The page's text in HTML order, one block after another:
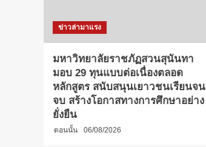
ข่าวล่ามาแรง
มหาวิทยาลัยราชภัฏสวนสุนันทา
มอบ 29 ทุนแบบต่อเนื่องตลอด
หลักสูตร สนับสนุนเยาวชนเรียนจน
จบ สร้างโอกาสทางการศึกษาอย่าง
ยั่งยืน
ตอนนั้น 06/08/2026